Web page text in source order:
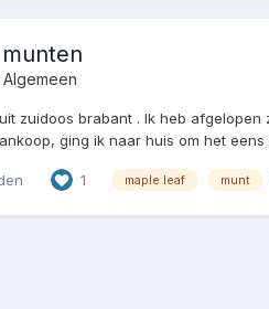
zuidoos brabant . Ik heb
ging ik naar huis om het eens
1 maple leaf munt